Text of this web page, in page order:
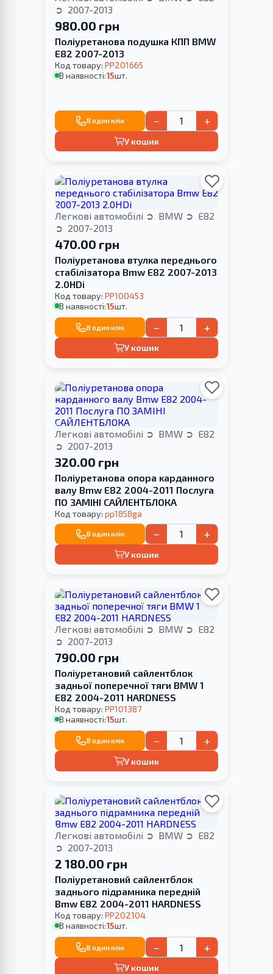
2007-2013
980.00 грн
Поліуретанова подушка КПП BMW
E82 2007-2013
Код товару: PP201665
В наявності:15шт.
В один клік − +
У кошик
Легкові автомобілі BMW
E82
2007-2013
470.00 грн
Поліуретанова втулка переднього
стабілізатора Bmw E82 2007-2013
2.0HDi
Код товару: PP100453
В наявності:15шт.
В один клік − +
У кошик
Легкові автомобілі BMW
E82
2007-2013
320.00 грн
Поліуретанова опора карданного
валу Bmw E82 2004-2011 Послуга
ПО ЗАМІНІ САЙЛЕНТБЛОКА
Код товару: pp1858ga
В один клік − +
У кошик
Легкові автомобілі BMW
E82
2007-2013
790.00 грн
Поліуретановий сайлентблок
задньої поперечної тяги BMW 1
E82 2004-2011 HARDNESS
Код товару: PP101387
В наявності:15шт.
В один клік − +
У кошик
Легкові автомобілі BMW
E82
2007-2013
2 180.00 грн
Поліуретановий сайлентблок
заднього підрамника передній
Bmw E82 2004-2011 HARDNESS
Код товару: PP202104
В наявності:15шт.
В один клік − +
У кошик